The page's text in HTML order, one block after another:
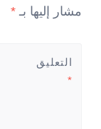
مشار إليها بـ *
التعليق
*